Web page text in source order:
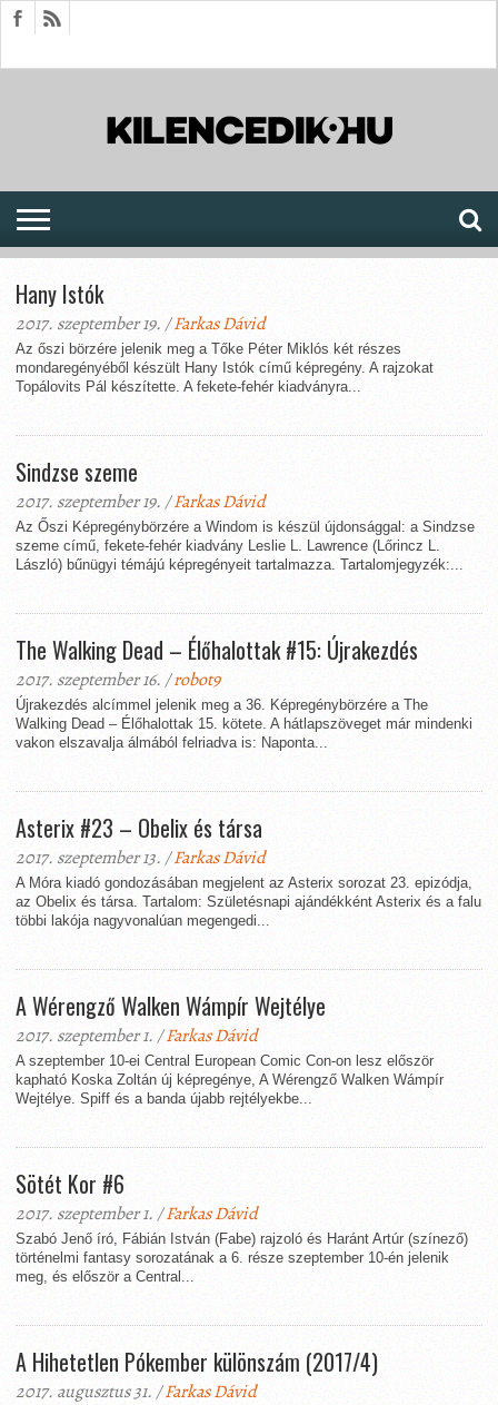
Hany Istók
2017. szeptember 19. /Farkas Dávid
Az őszi börzére jelenik meg a Tőke Péter Miklós két részes
mondaregényéből készült Hany Istók című képregény. A rajzokat
Topálovits Pál készítette. A fekete-fehér kiadványra...
Sindzse szeme
2017. szeptember 19. /Farkas Dávid
Az Őszi Képregénybörzére a Windom is készül újdonsággal: a Sindzse
szeme című, fekete-fehér kiadvány Leslie L. Lawrence (Lőrincz L.
László) bűnügyi témájú képregényeit tartalmazza. Tartalomjegyzék:...
The Walking Dead – Élőhalottak #15: Újrakezdés
2017. szeptember 16. /robot9
Újrakezdés alcímmel jelenik meg a 36. Képregénybörzére a The
Walking Dead – Élőhalottak 15. kötete. A hátlapszöveget már mindenki
vakon elszavalja álmából felriadva is: Naponta...
Asterix #23 – Obelix és társa
2017. szeptember 13. /Farkas Dávid
A Móra kiadó gondozásában megjelent az Asterix sorozat 23. epizódja,
az Obelix és társa. Tartalom: Születésnapi ajándékként Asterix és a falu
többi lakója nagyvonalúan megengedi...
A Wérengző Walken Wámpír Wejtélye
2017. szeptember 1. /Farkas Dávid
A szeptember 10-ei Central European Comic Con-on lesz először
kapható Koska Zoltán új képregénye, A Wérengző Walken Wámpír
Wejtélye. Spiff és a banda újabb rejtélyekbe...
Sötét Kor #6
2017. szeptember 1. /Farkas Dávid
Szabó Jenő író, Fábián István (Fabe) rajzoló és Haránt Artúr (színező)
történelmi fantasy sorozatának a 6. része szeptember 10-én jelenik
meg, és először a Central...
A Hihetetlen Pókember különszám (2017/4)
2017. augusztus 31. /Farkas Dávid